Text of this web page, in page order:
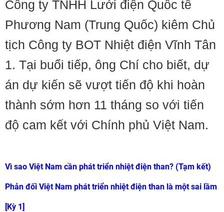
Công ty TNHH Lưới điện Quốc tế
Phương Nam (Trung Quốc) kiêm Chủ
tịch Công ty BOT Nhiệt điện Vĩnh Tân
1. Tại buổi tiếp, ông Chí cho biết, dự
án dự kiến sẽ vượt tiến độ khi hoàn
thành sớm hơn 11 tháng so với tiến
độ cam kết với Chính phủ Việt Nam.
Vì sao Việt Nam cần phát triển nhiệt điện than? (Tạm kết)
Phản đối Việt Nam phát triển nhiệt điện than là một sai lầm
[Kỳ 1]